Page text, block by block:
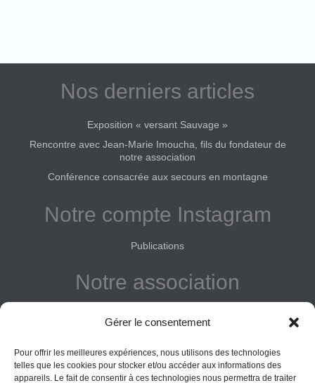
Gérer le consentement
Pour offrir les meilleures expériences, nous utilisons des technologies
telles que les cookies pour stocker et/ou accéder aux informations des
appareils. Le fait de consentir à ces technologies nous permettra de traiter
Nos derniers articles
Exposition « versant Sauvage »
Rencontre avec Jean-Marie Imoucha, fils du fondateur de
notre association
Conférence consacrée aux secours en montagne
Notre compte Instagram
Publications
Notre association
Donner